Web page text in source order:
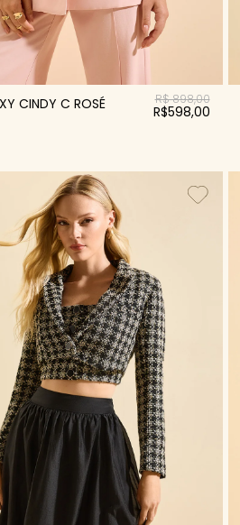
CINDY C ROSÉ R$ 898,00
R$598,00